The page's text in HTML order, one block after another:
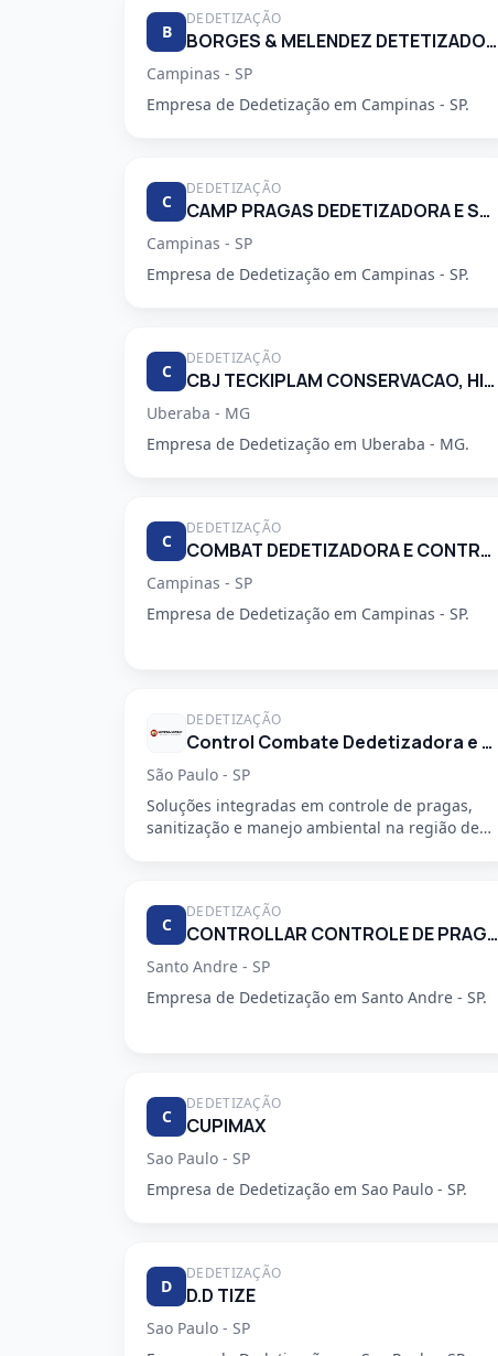
B
DEDETIZAÇÃO
BORGES & MELENDEZ DETETIZADORA LTDA
Campinas - SP
Empresa de Dedetização em Campinas - SP.
C
DEDETIZAÇÃO
CAMP PRAGAS DEDETIZADORA E SERVICOS DE LIMPEZA LTDA
Campinas - SP
Empresa de Dedetização em Campinas - SP.
C
DEDETIZAÇÃO
CBJ TECKIPLAM CONSERVACAO, HIGIENIZACAO E LIMPEZA.
Uberaba - MG
Empresa de Dedetização em Uberaba - MG.
C
DEDETIZAÇÃO
COMBAT DEDETIZADORA E CONTROLE DE PRAGAS URBANAS
Campinas - SP
Empresa de Dedetização em Campinas - SP.
DEDETIZAÇÃO
Control Combate Dedetizadora e Desentupidora
São Paulo - SP
Soluções integradas em controle de pragas,
sanitização e manejo ambiental na região de
C
DEDETIZAÇÃO
CONTROLLAR CONTROLE DE PRAGAS URBANAS
Santo Andre - SP
Empresa de Dedetização em Santo Andre - SP.
C
DEDETIZAÇÃO
CUPIMAX
Sao Paulo - SP
Empresa de Dedetização em Sao Paulo - SP.
D
DEDETIZAÇÃO
D.D TIZE
Sao Paulo - SP